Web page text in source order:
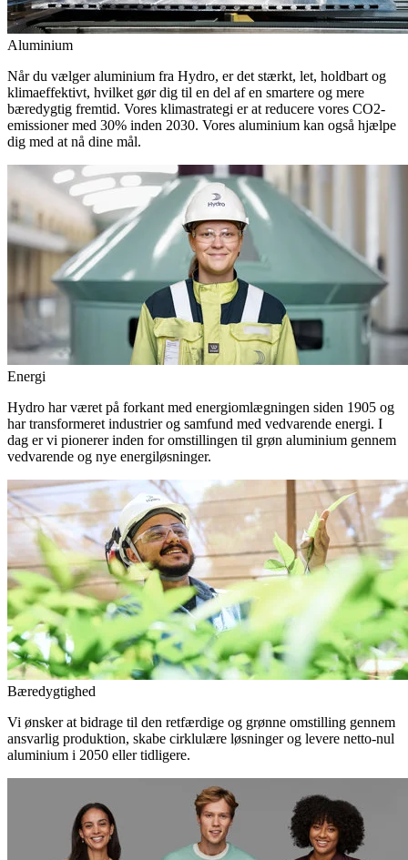
Aluminium
Når du vælger aluminium fra Hydro, er det stærkt, let, holdbart og
klimaeffektivt, hvilket gør dig til en del af en smartere og mere
bæredygtig fremtid. Vores klimastrategi er at reducere vores CO2-
emissioner med 30% inden 2030. Vores aluminium kan også hjælpe
dig med at nå dine mål.
Energi
Hydro har været på forkant med energiomlægningen siden 1905 og
har transformeret industrier og samfund med vedvarende energi. I
dag er vi pionerer inden for omstillingen til grøn aluminium gennem
vedvarende og nye energiløsninger.
Bæredygtighed
Vi ønsker at bidrage til den retfærdige og grønne omstilling gennem
ansvarlig produktion, skabe cirklulære løsninger og levere netto-nul
aluminium i 2050 eller tidligere.